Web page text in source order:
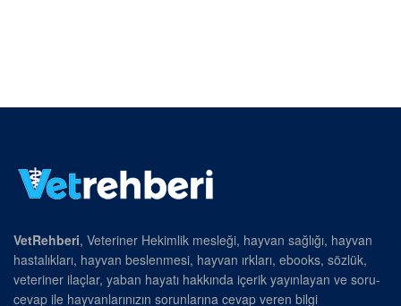
VetRehberi, Veteriner Hekimlik mesleği, hayvan sağlığı, hayvan
hastalıkları, hayvan beslenmesi, hayvan ırkları, ebooks, sözlük,
veteriner ilaçlar, yaban hayatı hakkında içerik yayınlayan ve soru-
cevap ile hayvanlarınızın sorunlarına cevap veren bilgi